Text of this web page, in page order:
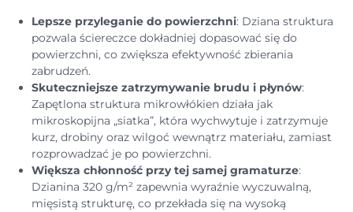
Lepsze przyleganie do powierzchni: Dziana struktura
pozwala ściereczce dokładniej dopasować się do
powierzchni, co zwiększa efektywność zbierania
zabrudzeń.
Skuteczniejsze zatrzymywanie brudu i płynów:
Zapętlona struktura mikrowłókien działa jak
mikroskopijna „siatka”, która wychwytuje i zatrzymuje
kurz, drobiny oraz wilgoć wewnątrz materiału, zamiast
rozprowadzać je po powierzchni.
Większa chłonność przy tej samej gramaturze:
Dzianina 320 g/m² zapewnia wyraźnie wyczuwalną,
mięsistą strukturę, co przekłada się na wysoką